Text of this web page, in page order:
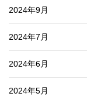
2024年9月
2024年7月
2024年6月
2024年5月